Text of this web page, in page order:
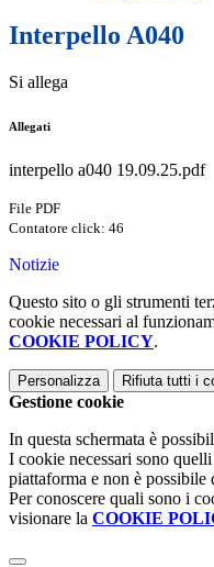
Interpello A040
Si allega
Allegati
interpello a040 19.09.25.pdf
File PDF
Contatore click: 46
Notizie
Questo sito o gli strumenti
cookie necessari al
COOKIE POLICY.
Personalizza Rifiuta tutti i
Gestione cookie
In questa schermata è
I cookie necessari sono
piattaforma e non è possibile
Per conoscere quali sono i
visionare la COOKIE